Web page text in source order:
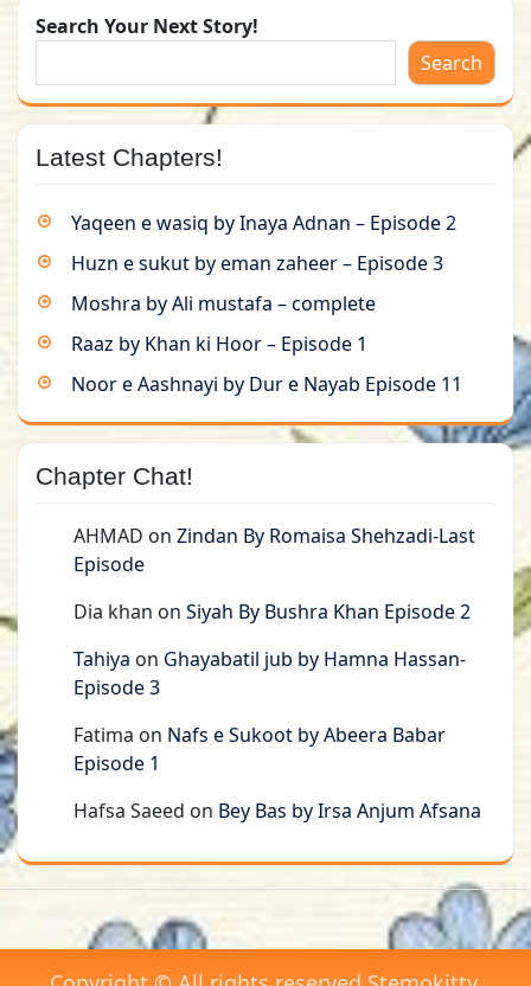
Search Your Next Story!
Search
Latest Chapters!
Yaqeen e wasiq by Inaya Adnan – Episode 2
Huzn e sukut by eman zaheer – Episode 3
Moshra by Ali mustafa – complete
Raaz by Khan ki Hoor – Episode 1
Noor e Aashnayi by Dur e Nayab Episode 11
Chapter Chat!
AHMAD on Zindan By Romaisa Shehzadi-Last
Episode
Dia khan on Siyah By Bushra Khan Episode 2
Tahiya on Ghayabatil jub by Hamna Hassan-
Episode 3
Fatima on Nafs e Sukoot by Abeera Babar
Episode 1
Hafsa Saeed on Bey Bas by Irsa Anjum Afsana